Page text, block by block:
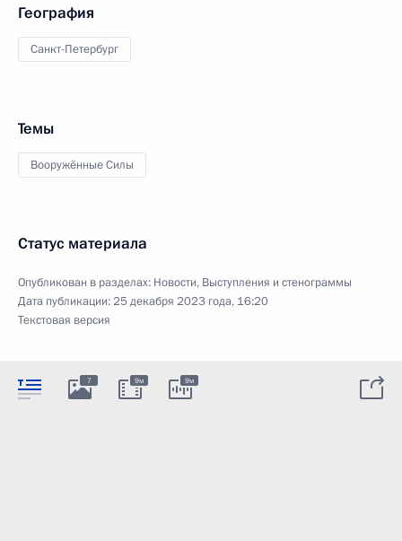
География
Санкт-Петербург
Темы
Вооружённые Силы
Статус материала
Опубликован в разделах: Новости, Выступления и стенограммы
Дата публикации:25 декабря 2023 года, 16:20
Текстовая версия
7 9м 9м